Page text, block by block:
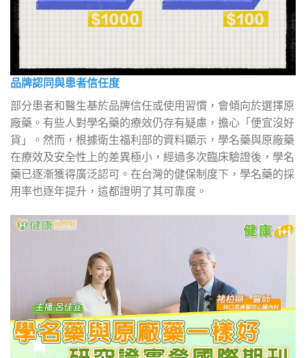
品牌認同與患者信任度
部分患者和醫生基於品牌信任或使用習慣，會傾向於選擇原
廠藥。有些人對學名藥的療效仍存有疑慮，擔心「便宜沒好
貨」。然而，根據衛生福利部的資料顯示，學名藥與原廠藥
在療效及安全性上的差異極小，經過多次臨床驗證後，學名
藥已逐漸獲得廣泛認可。在台灣的健保制度下，學名藥的採
用率也逐年提升，這都證明了其可靠度。